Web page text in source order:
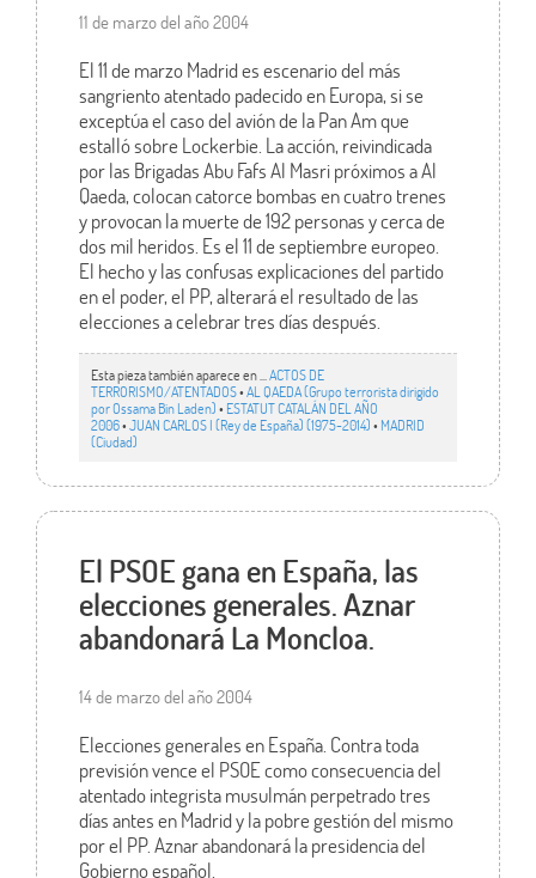
11 de marzo del año 2004
El 11 de marzo Madrid es escenario del más
sangriento atentado padecido en Europa, si se
exceptúa el caso del avión de la Pan Am que
estalló sobre Lockerbie. La acción, reivindicada
por las Brigadas Abu Fafs Al Masri próximos a Al
Qaeda, colocan catorce bombas en cuatro trenes
y provocan la muerte de 192 personas y cerca de
dos mil heridos. Es el 11 de septiembre europeo.
El hecho y las confusas explicaciones del partido
en el poder, el PP, alterará el resultado de las
elecciones a celebrar tres días después.
Esta pieza también aparece en ... ACTOS DE
TERRORISMO/ATENTADOS•AL QAEDA (Grupo terrorista dirigido
por Ossama Bin Laden)• ESTATUT CATALÁN DEL AÑO
2006•JUAN CARLOS I (Rey de España) (1975-2014)• MADRID
(Ciudad)
El PSOE gana en España, las
elecciones generales. Aznar
abandonará La Moncloa.
14 de marzo del año 2004
Elecciones generales en España. Contra toda
previsión vence el PSOE como consecuencia del
atentado integrista musulmán perpetrado tres
días antes en Madrid y la pobre gestión del mismo
por el PP. Aznar abandonará la presidencia del
Gobierno español.